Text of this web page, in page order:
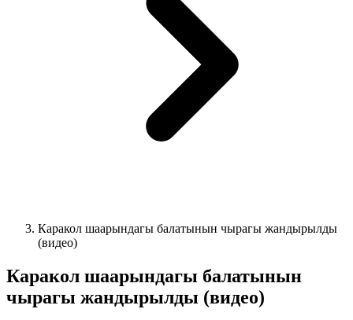
Каракол шаарындагы балатынын чырагы жандырылды
(видео)
Каракол шаарындагы балатынын
чырагы жандырылды (видео)